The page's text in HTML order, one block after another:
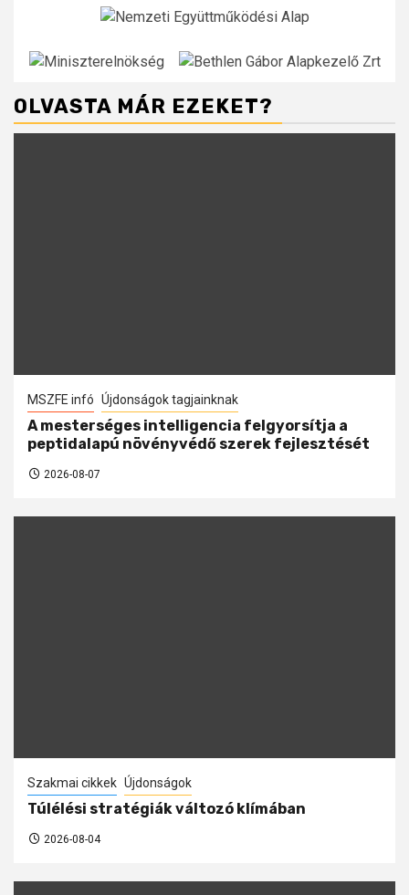
OLVASTA MÁR EZEKET?
MSZFE infó Újdonságok tagjainknak
A mesterséges intelligencia felgyorsítja a
peptidalapú növényvédő szerek fejlesztését
2026-08-07
Szakmai cikkek Újdonságok
Túlélési stratégiák változó klímában
2026-08-04